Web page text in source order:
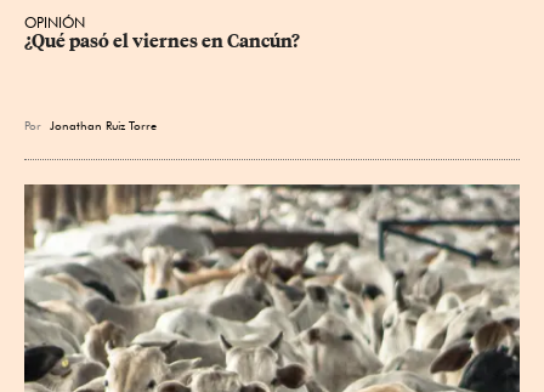
OPINIÓN
¿Qué pasó el viernes en Cancún?
Por Jonathan Ruiz Torre